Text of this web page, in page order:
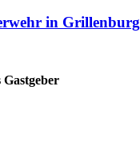
in Grillenburg